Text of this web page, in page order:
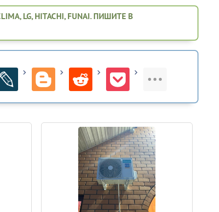
LG, HITACHI, FUNAI. ПИШИТЕ В